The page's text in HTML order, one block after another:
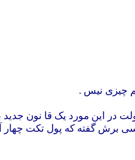
چیزی نیس .
در این مورد یک قا نون
کسی برش گفته که پول تکت چهار